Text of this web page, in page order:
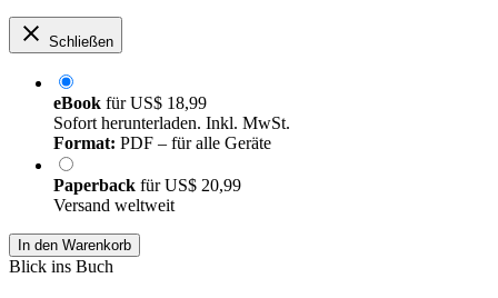
Schließen
eBook fürUS$ 18,99
Sofort herunterladen. Inkl. MwSt.
Format: PDF – für alle Geräte
Paperback fürUS$ 20,99
Versand weltweit
In den Warenkorb
Blick ins Buch